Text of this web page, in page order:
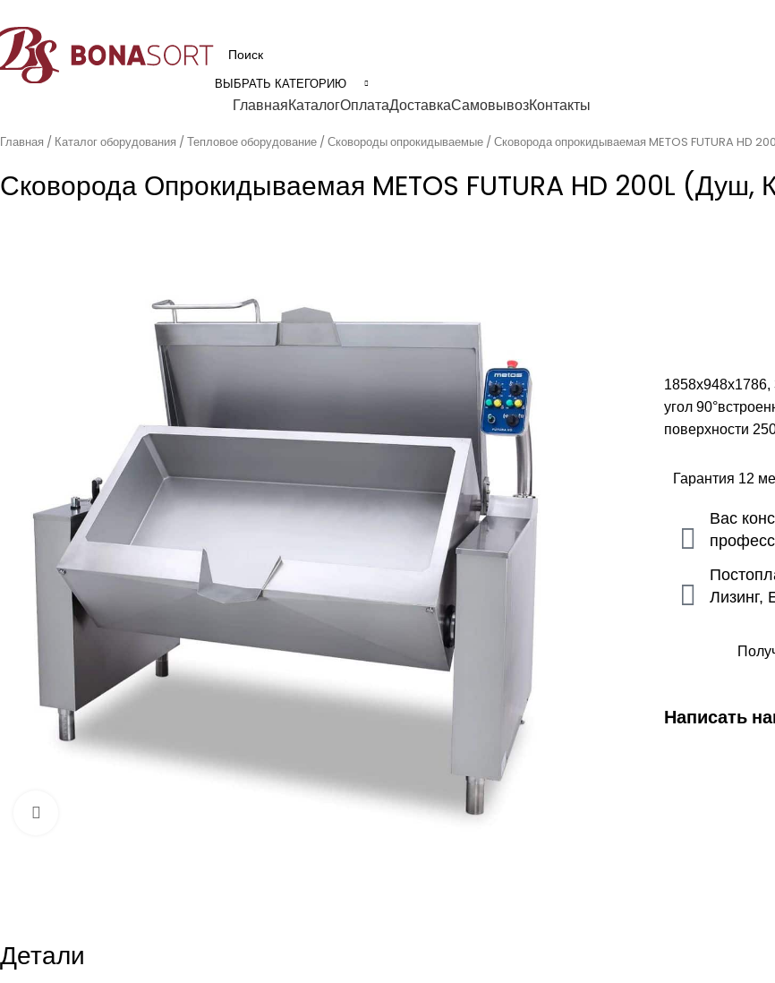
ВЫБРАТЬ КАТЕГОРИЮ
ГлавнаяКаталогОплатаДоставкаСамовывозКонтакты
Главная Каталог оборудования Тепловое оборудование Сковороды опрокидываемые Сковорода опрокидываемая METOS FUTURA HD
Сковорода Опрокидываемая METOS FUTURA HD 200L (душ,
1858x948x1786,
угол
поверхности
Гарантия 12
Вас
Лизинг,
Написать
Детали